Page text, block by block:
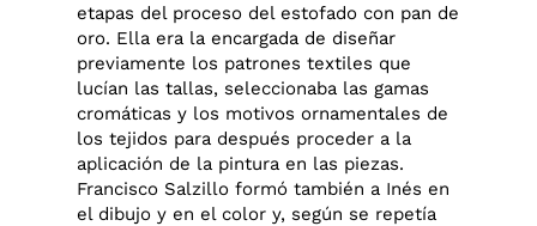
etapas del proceso del estofado con pan de
oro. Ella era la encargada de diseñar
previamente los patrones textiles que
lucían las tallas, seleccionaba las gamas
cromáticas y los motivos ornamentales de
los tejidos para después proceder a la
aplicación de la pintura en las piezas.
Francisco Salzillo formó también a Inés en
el dibujo y en el color y, según se repetía